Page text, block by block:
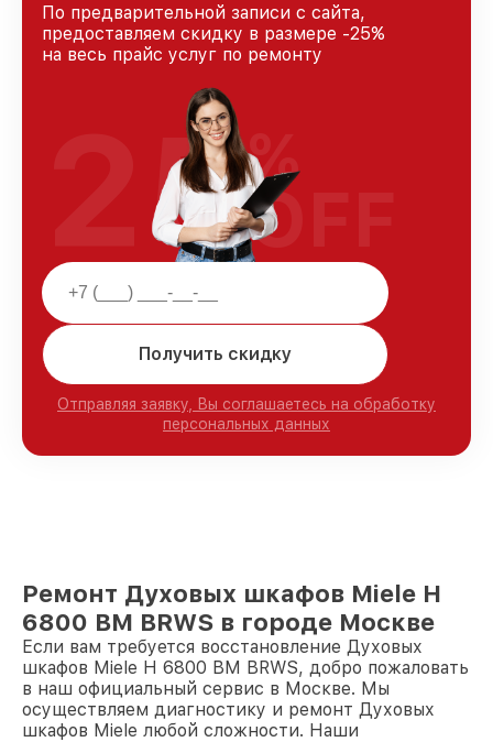
По предварительной записи с сайта,
предоставляем скидку в размере -25%
на весь прайс услуг по ремонту
Получить скидку
Отправляя заявку, Вы соглашаетесь на обработку
персональных данных
25%
OFF
Ремонт Духовых шкафов Miele H
6800 BM BRWS в городе Москве
Если вам требуется восстановление Духовых
шкафов Miele H 6800 BM BRWS, добро пожаловать
в наш официальный сервис в Москве. Мы
осуществляем диагностику и ремонт Духовых
шкафов Miele любой сложности. Наши